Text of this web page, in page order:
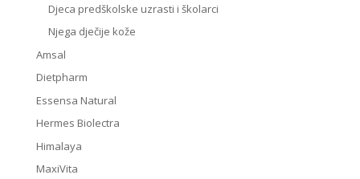
Djeca predškolske uzrasti i školarci
Njega dječije kože
Amsal
Dietpharm
Essensa Natural
Hermes Biolectra
Himalaya
MaxiVita